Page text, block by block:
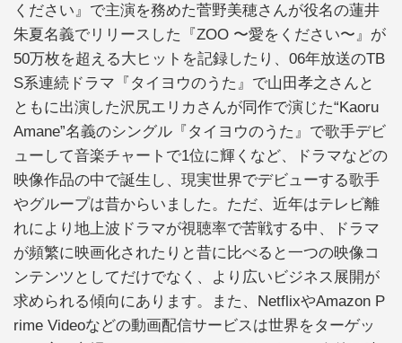
ください』で主演を務めた菅野美穂さんが役名の蓮井
朱夏名義でリリースした『ZOO 〜愛をください〜』が
50万枚を超える大ヒットを記録したり、06年放送のTB
S系連続ドラマ『タイヨウのうた』で山田孝之さんと
ともに出演した沢尻エリカさんが同作で演じた“Kaoru
Amane”名義のシングル『タイヨウのうた』で歌手デビ
ューして音楽チャートで1位に輝くなど、ドラマなどの
映像作品の中で誕生し、現実世界でデビューする歌手
やグループは昔からいました。ただ、近年はテレビ離
れにより地上波ドラマが視聴率で苦戦する中、ドラマ
が頻繁に映画化されたりと昔に比べると一つの映像コ
ンテンツとしてだけでなく、より広いビジネス展開が
求められる傾向にあります。また、NetflixやAmazon P
rime Videoなどの動画配信サービスは世界をターゲッ